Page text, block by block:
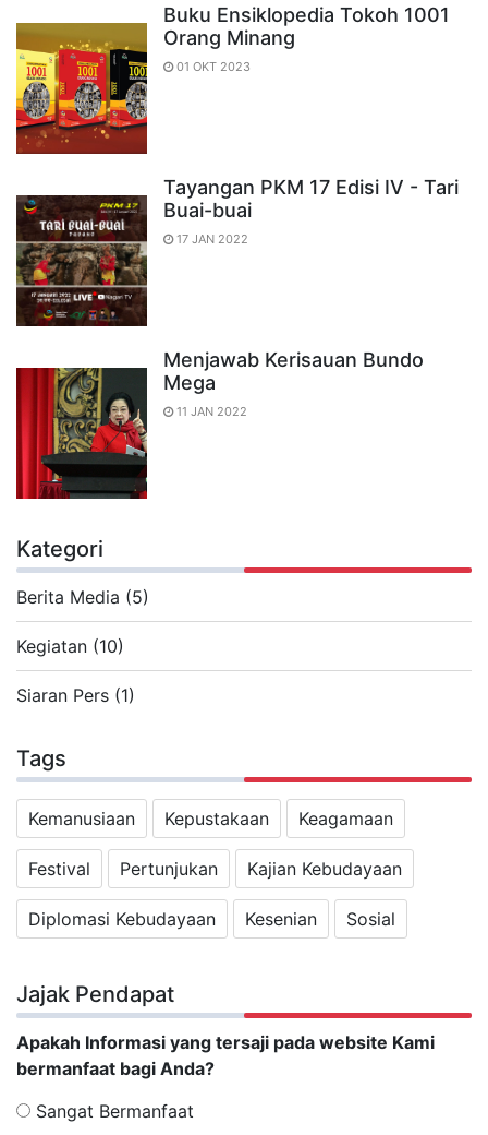
Buku Ensiklopedia Tokoh 1001
Orang Minang
01 OKT 2023
Tayangan PKM 17 Edisi IV - Tari
Buai-buai
17 JAN 2022
Menjawab Kerisauan Bundo
Mega
11 JAN 2022
Kategori
Berita Media (5)
Kegiatan (10)
Siaran Pers (1)
Tags
Kemanusiaan Kepustakaan Keagamaan
Festival Pertunjukan Kajian Kebudayaan
Diplomasi Kebudayaan Kesenian Sosial
Jajak Pendapat
Apakah Informasi yang tersaji pada website Kami
bermanfaat bagi Anda?
Sangat Bermanfaat